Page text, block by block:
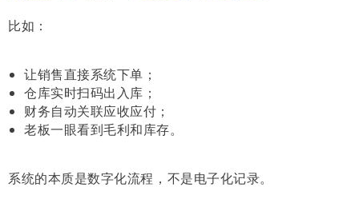
比如：
让销售直接系统下单；
仓库实时扫码出入库；
财务自动关联应收应付；
老板一眼看到毛利和库存。
系统的本质是数字化流程，不是电子化记录。